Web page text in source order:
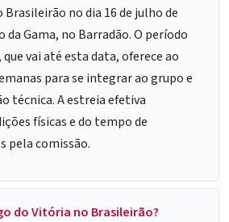
no dia 16 de julho de
da Gama, no Barradão. O período
vai até esta data, oferece ao
para se integrar ao grupo e
técnica. A estreia efetiva
físicas e do tempo de
pela comissão.
do Vitória no Brasileirão?